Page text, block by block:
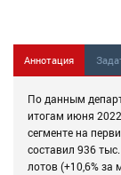
Аннотация
По данным
итогам июня
сегменте на
составил 936
лотов (+10,6% за